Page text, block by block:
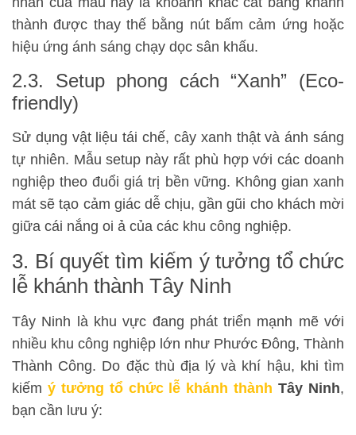
thành được thay thế bằng nút bấm cảm ứng hoặc
hiệu ứng ánh sáng chạy dọc sân khấu.
2.3. Setup phong cách “Xanh” (Eco-
friendly)
Sử dụng vật liệu tái chế, cây xanh thật và ánh sáng
tự nhiên. Mẫu setup này rất phù hợp với các doanh
nghiệp theo đuổi giá trị bền vững. Không gian xanh
mát sẽ tạo cảm giác dễ chịu, gần gũi cho khách mời
giữa cái nắng oi ả của các khu công nghiệp.
3. Bí quyết tìm kiếm ý tưởng tổ chức
lễ khánh thành Tây Ninh
Tây Ninh là khu vực đang phát triển mạnh mẽ với
nhiều khu công nghiệp lớn như Phước Đông, Thành
Thành Công. Do đặc thù địa lý và khí hậu, khi tìm
kiếm ý tưởng tổ chức lễ khánh thành Tây Ninh,
bạn cần lưu ý: